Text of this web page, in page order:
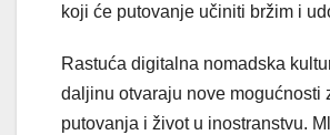
koji će putovanje učiniti bržim i
Rastuća digitalna nomadska
daljinu otvaraju nove mogućnosti
putovanja i život u inostranstvu.